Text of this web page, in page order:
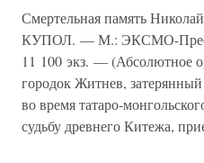
Смертельная память
КУПОЛ. — М.: ЭКСМО-
11 100 экз. — (Абсолютное
городок Житнев,
во время татаро-
судьбу древнего Китежа,